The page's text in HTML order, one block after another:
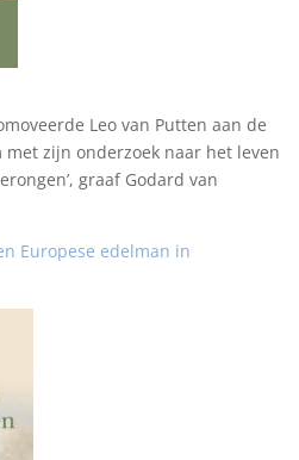
Leo van Putten aan de
zijn onderzoek naar het leven
graaf Godard van
Europese edelman in